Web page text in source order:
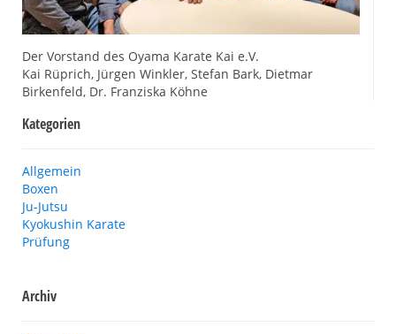
Der Vorstand des Oyama Karate Kai e.V.
Kai Rüprich, Jürgen Winkler, Stefan Bark, Dietmar
Birkenfeld, Dr. Franziska Köhne
Kategorien
Allgemein
Boxen
Ju-Jutsu
Kyokushin Karate
Prüfung
Archiv